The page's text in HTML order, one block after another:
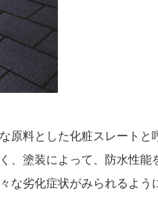
原料とした化粧スレート
、塗装によって、防水性能
な劣化症状がみられるよう